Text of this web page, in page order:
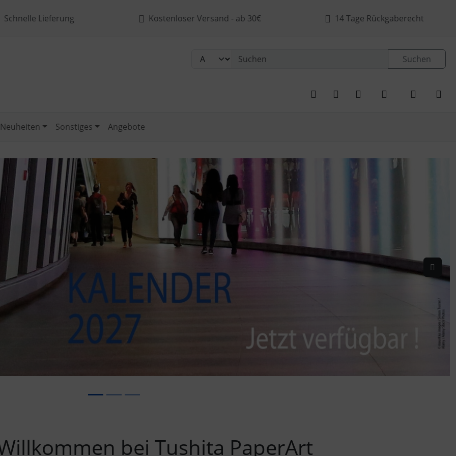
Schnelle Lieferung Kostenloser Versand - ab 30€ 14 Tage Rückgaberecht
Suchen
Neuheiten Sonstiges Angebote
vor
bei Tushita PaperArt